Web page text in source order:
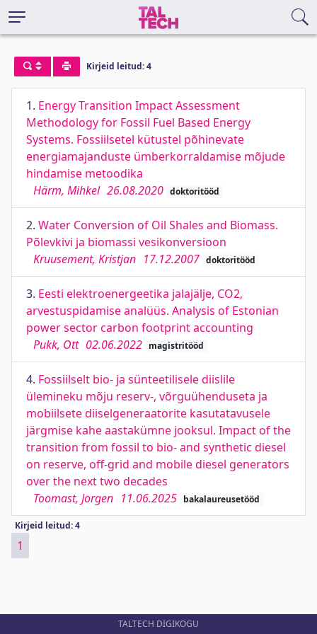
Kirjeid leitud: 4
1. Energy Transition Impact Assessment
Methodology for Fossil Fuel Based Energy
Systems. Fossiilsetel kütustel põhinevate
energiamajanduste ümberkorraldamise mõjude
hindamise metoodika
Härm, Mihkel 26.08.2020 doktoritööd
2. Water Conversion of Oil Shales and Biomass.
Põlevkivi ja biomassi vesikonversioon
Kruusement, Kristjan 17.12.2007 doktoritööd
3. Eesti elektroenergeetika jalajälje, CO2,
arvestuspidamise analüüs. Analysis of Estonian
power sector carbon footprint accounting
Pukk, Ott 02.06.2022 magistritööd
4. Fossiilselt bio- ja sünteetilisele diislile
ülemineku mõju reserv-, võrguühenduseta ja
mobiilsete diiselgeneraatorite kasutatavusele
järgmise kahe aastakümne jooksul. Impact of the
transition from fossil to bio- and synthetic diesel
on reserve, off-grid and mobile diesel generators
over the next two decades
Toomast, Jorgen 11.06.2025 bakalaureusetööd
Kirjeid leitud: 4
1
TALTECH DIGIKOGU